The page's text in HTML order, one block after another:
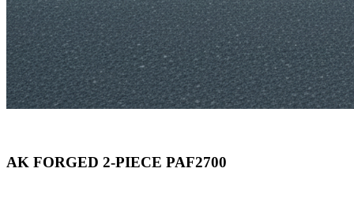
AK FORGED 2-PIECE PAF2700